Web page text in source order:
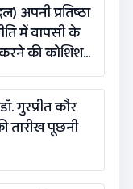
अपनी प्रतिष्ठा
में वापसी के
की कोशिश
गुरप्रीत कौर
तारीख पूछनी